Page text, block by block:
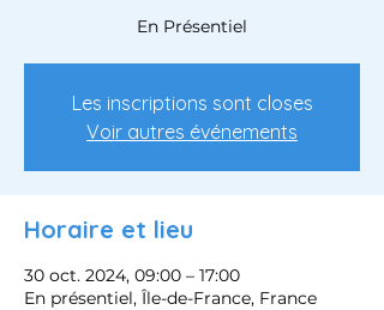
En Présentiel
Les inscriptions sont closes
Voir autres événements
Horaire et lieu
30 oct. 2024, 09:00 – 17:00
En présentiel, Île-de-France, France